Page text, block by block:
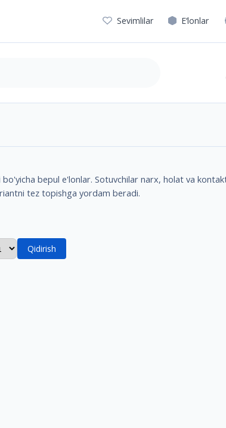
Sevimlilar E‘lonlar
bepul e'lonlar. Sotuvchilar narx, holat va
tez topishga yordam beradi.
Qidirish